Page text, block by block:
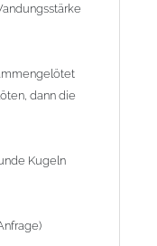
dann die
Kugeln